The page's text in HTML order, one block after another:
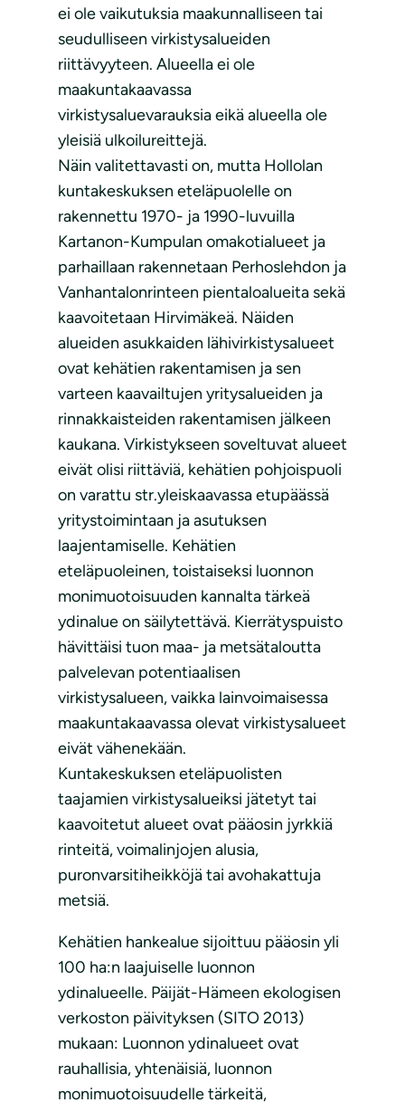
ei ole vaikutuksia maakunnalliseen tai
seudulliseen virkistysalueiden
riittävyyteen. Alueella ei ole
maakuntakaavassa
virkistysaluevarauksia eikä alueella ole
yleisiä ulkoilureittejä.
Näin valitettavasti on, mutta Hollolan
kuntakeskuksen eteläpuolelle on
rakennettu 1970- ja 1990-luvuilla
Kartanon-Kumpulan omakotialueet ja
parhaillaan rakennetaan Perhoslehdon ja
Vanhantalonrinteen pientaloalueita sekä
kaavoitetaan Hirvimäkeä. Näiden
alueiden asukkaiden lähivirkistysalueet
ovat kehätien rakentamisen ja sen
varteen kaavailtujen yritysalueiden ja
rinnakkaisteiden rakentamisen jälkeen
kaukana. Virkistykseen soveltuvat alueet
eivät olisi riittäviä, kehätien pohjoispuoli
on varattu str.yleiskaavassa etupäässä
yritystoimintaan ja asutuksen
laajentamiselle. Kehätien
eteläpuoleinen, toistaiseksi luonnon
monimuotoisuuden kannalta tärkeä
ydinalue on säilytettävä. Kierrätyspuisto
hävittäisi tuon maa- ja metsätaloutta
palvelevan potentiaalisen
virkistysalueen, vaikka lainvoimaisessa
maakuntakaavassa olevat virkistysalueet
eivät vähenekään.
Kuntakeskuksen eteläpuolisten
taajamien virkistysalueiksi jätetyt tai
kaavoitetut alueet ovat pääosin jyrkkiä
rinteitä, voimalinjojen alusia,
puronvarsitiheikköjä tai avohakattuja
metsiä.
Kehätien hankealue sijoittuu pääosin yli
100 ha:n laajuiselle luonnon
ydinalueelle. Päijät-Hämeen ekologisen
verkoston päivityksen (SITO 2013)
mukaan: Luonnon ydinalueet ovat
rauhallisia, yhtenäisiä, luonnon
monimuotoisuudelle tärkeitä,